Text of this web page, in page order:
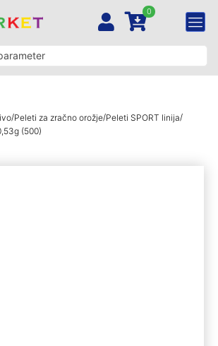
0
/Peleti za zračno orožje/Peleti SPORT linija/
(500)